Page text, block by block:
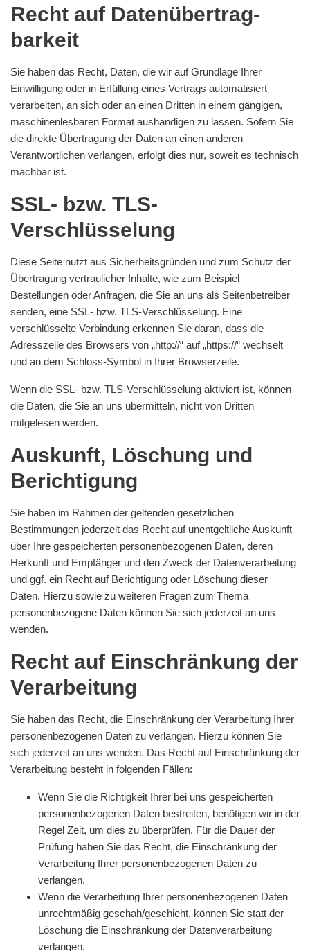
Recht auf Daten­übertrag­
barkeit
Sie haben das Recht, Daten, die wir auf Grundlage Ihrer
Einwilligung oder in Erfüllung eines Vertrags automatisiert
verarbeiten, an sich oder an einen Dritten in einem gängigen,
maschinenlesbaren Format aushändigen zu lassen. Sofern Sie
die direkte Übertragung der Daten an einen anderen
Verantwortlichen verlangen, erfolgt dies nur, soweit es technisch
machbar ist.
SSL- bzw. TLS-
Verschlüsselung
Diese Seite nutzt aus Sicherheitsgründen und zum Schutz der
Übertragung vertraulicher Inhalte, wie zum Beispiel
Bestellungen oder Anfragen, die Sie an uns als Seitenbetreiber
senden, eine SSL- bzw. TLS-Verschlüsselung. Eine
verschlüsselte Verbindung erkennen Sie daran, dass die
Adresszeile des Browsers von „http://“ auf „https://“ wechselt
und an dem Schloss-Symbol in Ihrer Browserzeile.
Wenn die SSL- bzw. TLS-Verschlüsselung aktiviert ist, können
die Daten, die Sie an uns übermitteln, nicht von Dritten
mitgelesen werden.
Auskunft, Löschung und
Berichtigung
Sie haben im Rahmen der geltenden gesetzlichen
Bestimmungen jederzeit das Recht auf unentgeltliche Auskunft
über Ihre gespeicherten personenbezogenen Daten, deren
Herkunft und Empfänger und den Zweck der Datenverarbeitung
und ggf. ein Recht auf Berichtigung oder Löschung dieser
Daten. Hierzu sowie zu weiteren Fragen zum Thema
personenbezogene Daten können Sie sich jederzeit an uns
wenden.
Recht auf Einschränkung der
Verarbeitung
Sie haben das Recht, die Einschränkung der Verarbeitung Ihrer
personenbezogenen Daten zu verlangen. Hierzu können Sie
sich jederzeit an uns wenden. Das Recht auf Einschränkung der
Verarbeitung besteht in folgenden Fällen:
Wenn Sie die Richtigkeit Ihrer bei uns gespeicherten
personenbezogenen Daten bestreiten, benötigen wir in der
Regel Zeit, um dies zu überprüfen. Für die Dauer der
Prüfung haben Sie das Recht, die Einschränkung der
Verarbeitung Ihrer personenbezogenen Daten zu
verlangen.
Wenn die Verarbeitung Ihrer personenbezogenen Daten
unrechtmäßig geschah/geschieht, können Sie statt der
Löschung die Einschränkung der Datenverarbeitung
verlangen.